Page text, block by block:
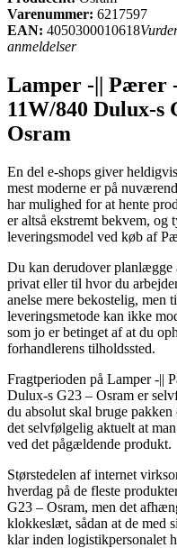
Varenummer: 6217597
EAN: 4050300010618
anmeldelser
Lamper -|| Pærer
11W/840 Dulux-s
Osram
En del e-shops giver
mest moderne er på
har mulighed for at hente
er altså ekstremt bekvem, og
leveringsmodel ved køb af
Du kan derudover
privat eller til hvor du
anelse mere bekostelig, men
leveringsmetode kan ikke
som jo er betinget af at du
forhandlerens tilholdssted.
Fragtperioden på Lamper -||
Dulux-s G23 – Osram er
du absolut skal bruge
det selvfølgelig aktuelt at
ved det pågældende produkt.
Størstedelen af internet
hverdag på de fleste
G23 – Osram, men det
klokkeslæt, sådan at de med
klar inden logistikpersonalet